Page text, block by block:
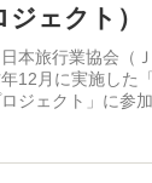
ジェクト）
本旅行業協会（Ｊ
12月に実施した
ジェクト」に参